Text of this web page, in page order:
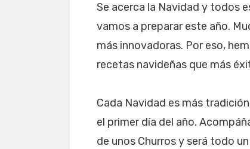
Se acerca la Navidad y todos
vamos a preparar este año.
más innovadoras. Por eso,
recetas navideñas que más
Cada Navidad es más
el primer día del año.
de unos Churros y será todo